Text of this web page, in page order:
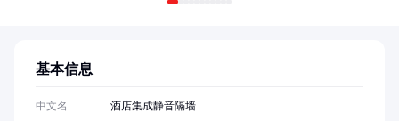
基本信息
中文名
酒店集成静音隔墙